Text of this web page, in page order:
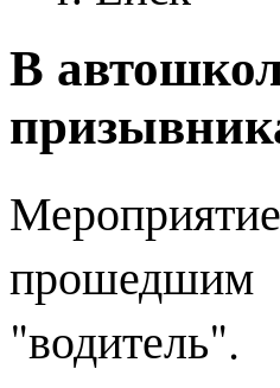
В
прошедшим
"водитель".